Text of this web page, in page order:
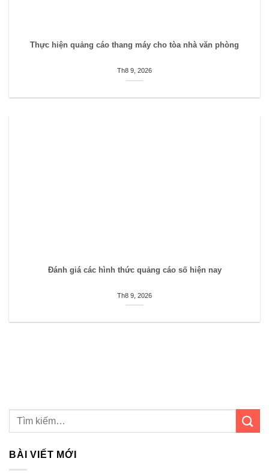
Thực hiện quảng cáo thang máy cho tòa nhà văn phòng
Th8 9, 2026
Đánh giá các hình thức quảng cáo số hiện nay
Th8 9, 2026
BÀI VIẾT MỚI